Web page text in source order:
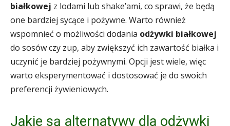
białkowej z lodami lub shake’ami, co sprawi, że będą
one bardziej sycące i pożywne. Warto również
wspomnieć o możliwości dodania odżywki białkowej
do sosów czy zup, aby zwiększyć ich zawartość białka i
uczynić je bardziej pożywnymi. Opcji jest wiele, więc
warto eksperymentować i dostosować je do swoich
preferencji żywieniowych.
Jakie są alternatywy dla odżywki